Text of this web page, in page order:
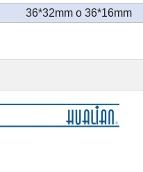
36*32mm o 36*16mm